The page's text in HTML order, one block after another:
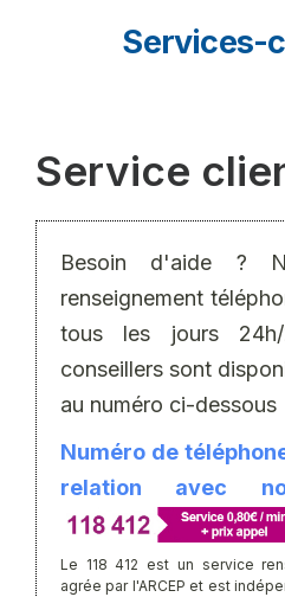
Services-
Service
Besoin d'aide ?
renseignement
tous les jours
conseillers sont
au numéro ci-dessous
Numéro de
relation avec
Le 118 412 est un service
agrée par l'ARCEP et est